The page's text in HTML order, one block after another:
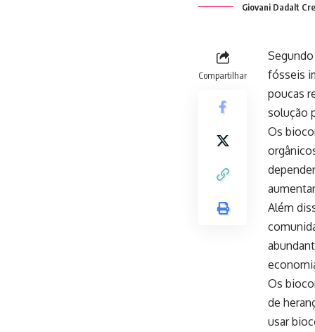
Giovani Dadalt
Compartilhar
fósseis
poucas
solução
Os
Além
Os
de
usar